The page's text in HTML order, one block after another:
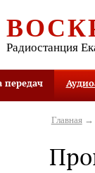
Радиостанция
передач
Главная→